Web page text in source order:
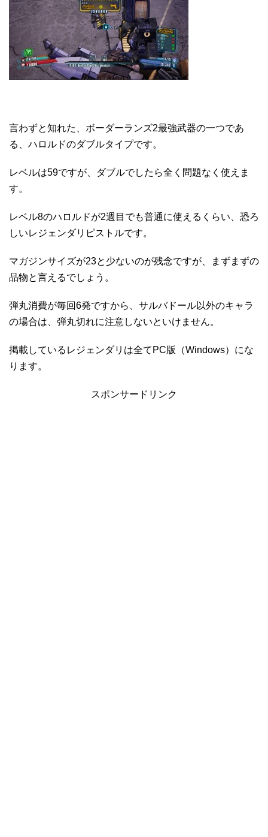
言わずと知れた、ボーダーランズ2最強武器の一つであ
る、ハロルドのダブルタイプです。
レベルは59ですが、ダブルでしたら全く問題なく使えま
す。
レベル8のハロルドが2週目でも普通に使えるくらい、恐ろ
しいレジェンダリピストルです。
マガジンサイズが23と少ないのが残念ですが、まずまずの
品物と言えるでしょう。
弾丸消費が毎回6発ですから、サルバドール以外のキャラ
の場合は、弾丸切れに注意しないといけません。
掲載しているレジェンダリは全てPC版（Windows）にな
ります。
スポンサードリンク